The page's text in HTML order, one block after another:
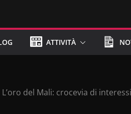
ATTIVITÀ
L’oro del Mali: crocevia di interessi